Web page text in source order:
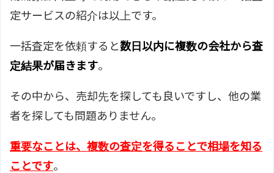
定サービスの紹介は以上です。
一括査定を依頼すると数日以内に複数の会社から査
定結果が届きます。
その中から、売却先を探しても良いですし、他の業
者を探しても問題ありません。
重要なことは、複数の査定を得ることで相場を知る
ことです。